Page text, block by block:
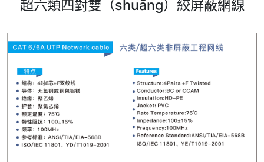
超六類四對雙（shuāng）絞屏蔽網線